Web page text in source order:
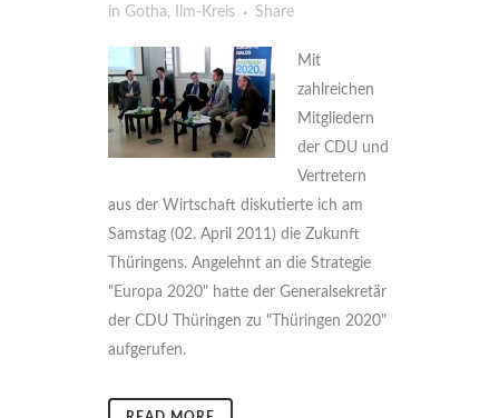
in Gotha, Ilm-Kreis Share
Mit
zahlreichen
Mitgliedern
der CDU und
Vertretern
aus der Wirtschaft diskutierte ich am
Samstag (02. April 2011) die Zukunft
Thüringens. Angelehnt an die Strategie
"Europa 2020" hatte der Generalsekretär
der CDU Thüringen zu "Thüringen 2020"
aufgerufen.